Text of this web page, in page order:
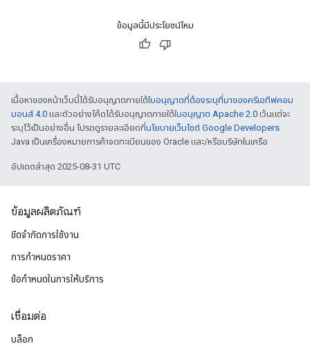
ข้อมูลนี้มีประโยชน์ไหม
เนื้อหาของหน้าเว็บนี้ได้รับอนุญาตภายใต้ใบอนุญาตที่ต้องระบุที่มาของครีเอทีฟคอม
มอนส์ 4.0 และตัวอย่างโค้ดได้รับอนุญาตภายใต้ใบอนุญาต Apache 2.0 เว้นแต่จะ
ระบุไว้เป็นอย่างอื่น โปรดดูรายละเอียดที่นโยบายเว็บไซต์ Google Developers
Java เป็นเครื่องหมายการค้าจดทะเบียนของ Oracle และ/หรือบริษัทในเครือ
อัปเดตล่าสุด 2025-08-31 UTC
ข้อมูลผลิตภัณฑ์
ขีดจำกัดการใช้งาน
การกำหนดราคา
ข้อกำหนดในการให้บริการ
เชื่อมต่อ
บล็อก